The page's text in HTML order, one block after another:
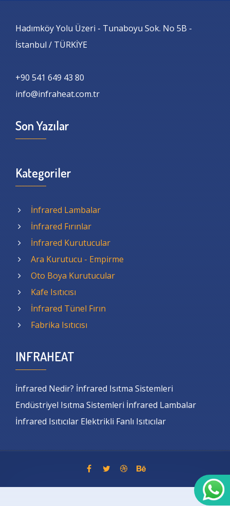
Hadımköy Yolu Üzeri - Tunaboyu Sok. No 5B -
İstanbul / TÜRKİYE
+90 541 649 43 80
info@infraheat.com.tr
Son Yazılar
Kategoriler
İnfrared Lambalar
İnfrared Fırınlar
İnfrared Kurutucular
Ara Kurutucu - Empirme
Oto Boya Kurutucular
Kafe Isıtıcısı
İnfrared Tünel Fırın
Fabrika Isıtıcısı
INFRAHEAT
İnfrared Nedir? İnfrared Isıtma Sistemleri
Endüstriyel Isıtma Sistemleri İnfrared Lambalar
İnfrared Isıtıcılar Elektrikli Fanlı Isıtıcılar